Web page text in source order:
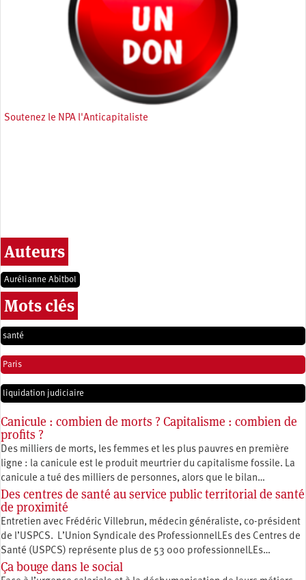
Soutenez le NPA l'Anticapitaliste
Auteurs
Aurélianne Abitbol
Mots clés
santé
Paris
liquidation judiciaire
Canicule : combien de morts ? Capitalisme : combien de
profits ?
Des milliers de morts, les femmes et les plus pauvres en première
ligne : la canicule est le produit meurtrier du capitalisme fossile. La
canicule a tué des milliers de personnes, alors que le bilan…
Des centres de santé au service public territorial de santé
de proximité
Entretien avec Frédéric Villebrun, médecin généraliste, co-président
de l’USPCS. L’Union Syndicale des ProfessionnelLEs des Centres de
Santé (USPCS) représente plus de 53 000 professionnelLEs…
Ça bouge dans le social